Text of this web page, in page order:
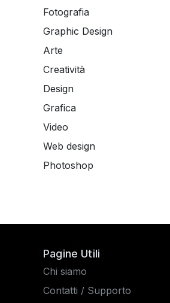
Fotografia
Graphic Design
Arte
Creatività
Design
Grafica
Video
Web design
Photoshop
Pagine Utili
Chi siamo
Contatti / Supporto